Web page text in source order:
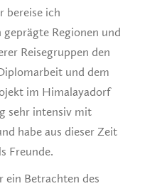
bereise ich
Regionen und
Reisegruppen den
und dem
im Himalayadorf
sehr intensiv mit
habe aus dieser Zeit
Freunde.
ein Betrachten des